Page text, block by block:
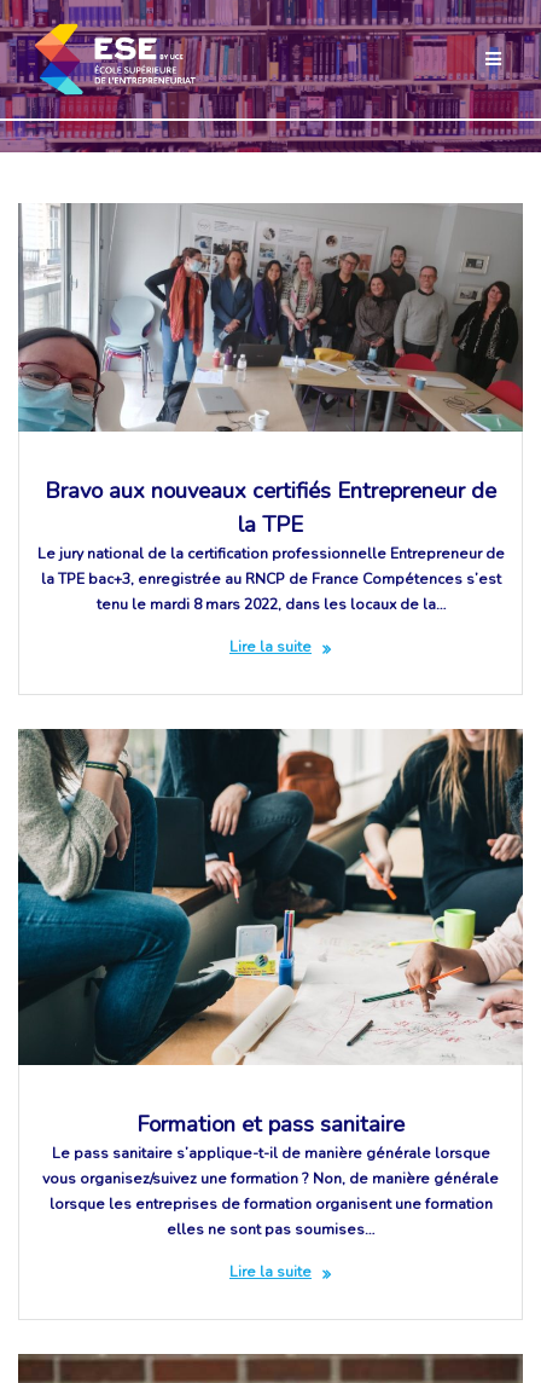
Passer
au
contenu
Bravo aux nouveaux certifiés Entrepreneur de
la TPE
Le jury national de la certification professionnelle Entrepreneur de
la TPE bac+3, enregistrée au RNCP de France Compétences s’est
tenu le mardi 8 mars 2022, dans les locaux de la…
Lire la suite
Formation et pass sanitaire
Le pass sanitaire s’applique-t-il de manière générale lorsque
vous organisez/suivez une formation ? Non, de manière générale
lorsque les entreprises de formation organisent une formation
elles ne sont pas soumises…
Lire la suite